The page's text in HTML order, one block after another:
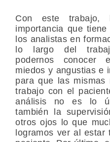
Con este trabajo,
importancia que
los analistas en
lo largo del
podernos conocer
miedos y angustias e
para que las mismas
trabajo con el
análisis no es lo
también la
otros ojos lo que
logramos ver al estar